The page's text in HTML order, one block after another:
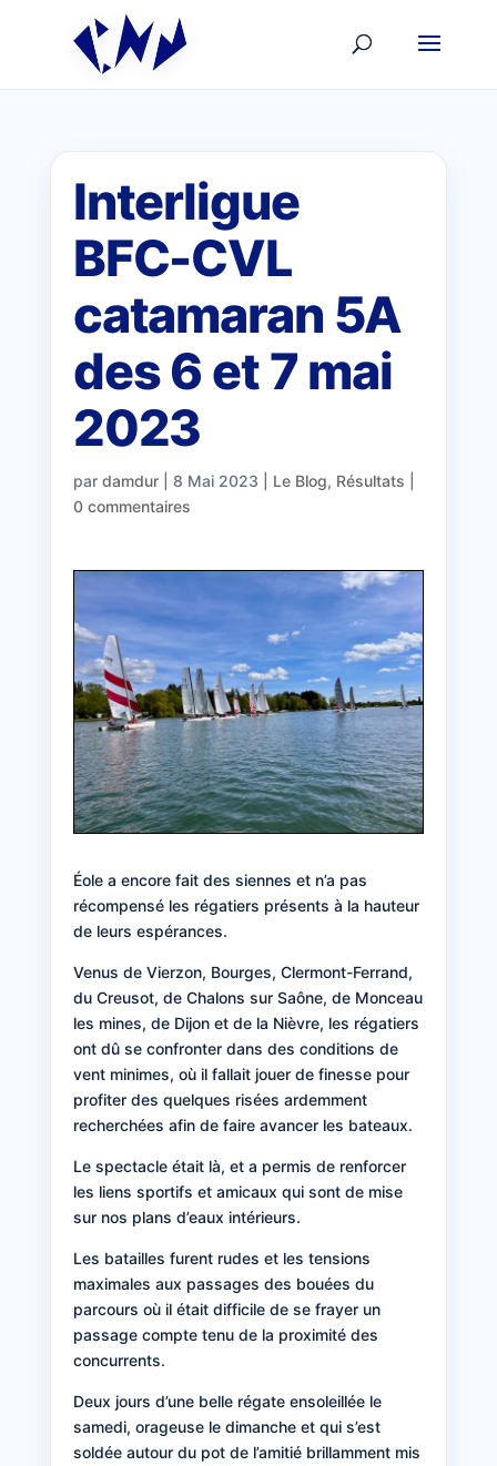
Interligue
BFC-CVL
catamaran 5A
des 6 et 7 mai
2023
par damdur| 8 Mai 2023 Le Blog, Résultats
0 commentaires
Éole a encore fait des siennes et n’a pas
récompensé les régatiers présents à la hauteur
de leurs espérances.
Venus de Vierzon, Bourges, Clermont-Ferrand,
du Creusot, de Chalons sur Saône, de Monceau
les mines, de Dijon et de la Nièvre, les régatiers
ont dû se confronter dans des conditions de
vent minimes, où il fallait jouer de finesse pour
profiter des quelques risées ardemment
recherchées afin de faire avancer les bateaux.
Le spectacle était là, et a permis de renforcer
les liens sportifs et amicaux qui sont de mise
sur nos plans d’eaux intérieurs.
Les batailles furent rudes et les tensions
maximales aux passages des bouées du
parcours où il était difficile de se frayer un
passage compte tenu de la proximité des
concurrents.
Deux jours d’une belle régate ensoleillée le
samedi, orageuse le dimanche et qui s’est
soldée autour du pot de l’amitié brillamment mis